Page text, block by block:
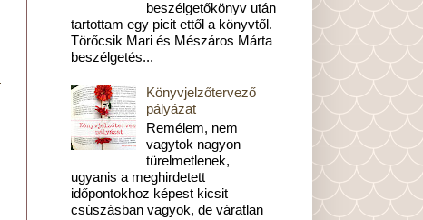
beszélgetőkönyv után
tartottam egy picit ettől a könyvtől.
Törőcsik Mari és Mészáros Márta
beszélgetés...
Könyvjelzőtervező
pályázat
Remélem, nem
vagytok nagyon
türelmetlenek,
ugyanis a meghirdetett
időpontokhoz képest kicsit
csúszásban vagyok, de váratlan